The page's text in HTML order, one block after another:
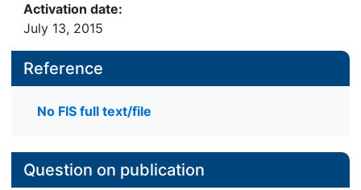
Activation date:
July 13, 2015
Reference
No FIS full text/file
Question on publication